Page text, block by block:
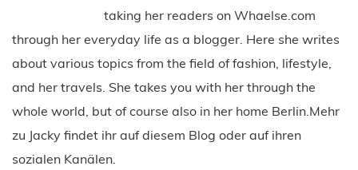
taking her readers on Whaelse.com
through her everyday life as a blogger. Here she writes
about various topics from the field of fashion, lifestyle,
and her travels. She takes you with her through the
whole world, but of course also in her home Berlin.Mehr
zu Jacky findet ihr auf diesem Blog oder auf ihren
sozialen Kanälen.